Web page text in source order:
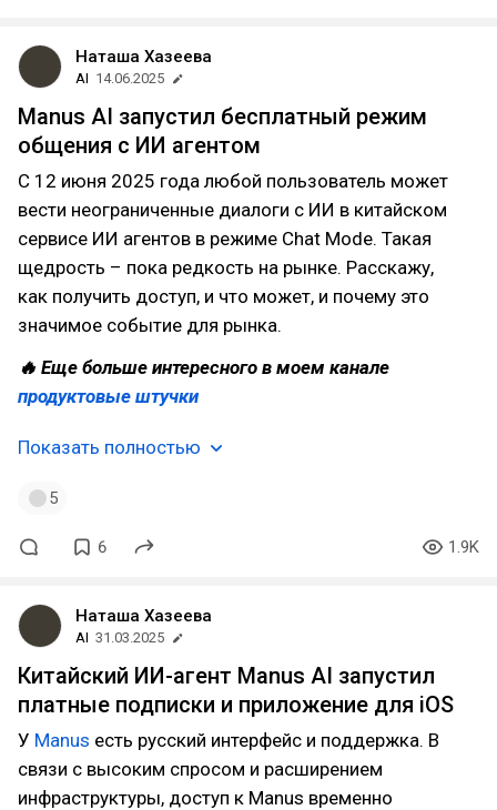
Наташа Хазеева
AI 14.06.2025
Manus AI запустил бесплатный режим
общения с ИИ агентом
С 12 июня 2025 года любой пользователь может
вести неограниченные диалоги с ИИ в китайском
сервисе ИИ агентов в режиме Chat Mode. Такая
щедрость – пока редкость на рынке. Расскажу,
как получить доступ, и что может, и почему это
значимое событие для рынка.
🔥 Еще больше интересного в моем канале
продуктовые штучки
Показать полностью
5
6 1.9K
Наташа Хазеева
AI 31.03.2025
Китайский ИИ-агент Manus AI запустил
платные подписки и приложение для iOS
У Manus есть русский интерфейс и поддержка. В
связи с высоким спросом и расширением
инфраструктуры, доступ к Manus временно